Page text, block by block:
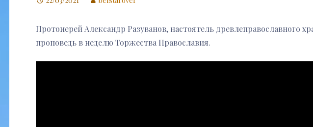
Протоиерей Александр Разуванов, настоятель древлеправославного
проповедь в неделю Торжества Православия.